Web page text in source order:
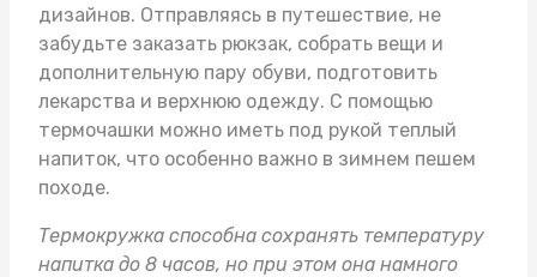
дизайнов. Отправляясь в путешествие, не
забудьте заказать рюкзак, собрать вещи и
дополнительную пару обуви, подготовить
лекарства и верхнюю одежду. С помощью
термочашки можно иметь под рукой теплый
напиток, что особенно важно в зимнем пешем
походе.
Термокружка способна сохранять температуру
напитка до 8 часов, но при этом она намного